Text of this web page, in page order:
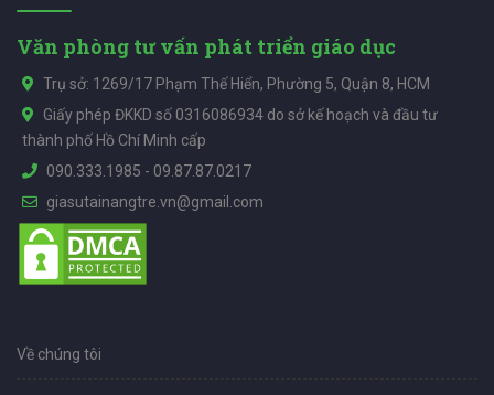
Văn phòng tư vấn phát triển giáo dục
Trụ sở: 1269/17 Phạm Thế Hiển, Phường 5, Quận 8, HCM
Giấy phép ĐKKD số 0316086934 do sở kế hoạch và đầu tư
thành phố Hồ Chí Minh cấp
090.333.1985 - 09.87.87.0217
giasutainangtre.vn@gmail.com
Về chúng tôi